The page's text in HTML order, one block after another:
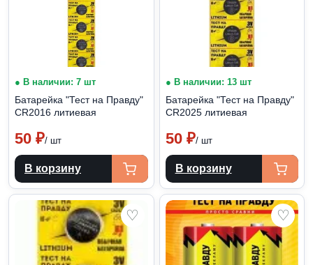
● В наличии: 7 шт
Батарейка "Тест на Правду"
CR2016 литиевая
50 ₽/ шт
В корзину
● В наличии: 13 шт
Батарейка "Тест на Правду"
CR2025 литиевая
50 ₽/ шт
В корзину
♡ ♡